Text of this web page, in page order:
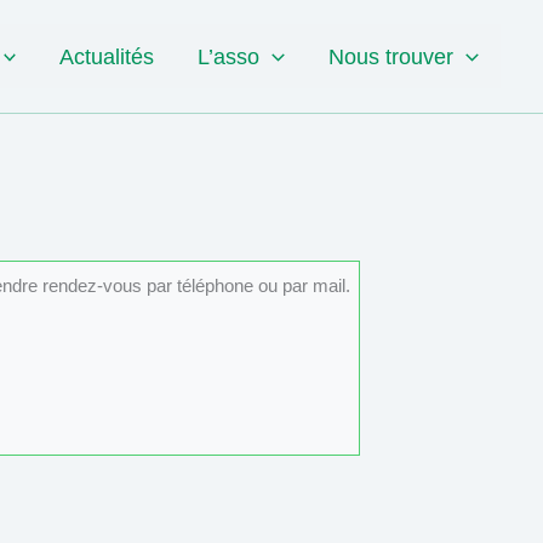
Actualités L’asso Nous trouver
rendez-vous par téléphone ou par mail.